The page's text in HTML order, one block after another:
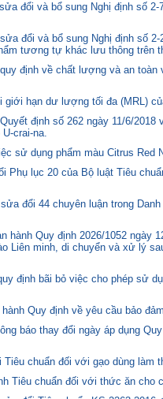
đổi và bổ sung Nghị định số
đổi và bổ sung Nghị định số
tương tự khác lưu thông trên
định về chất lượng và an
hạn dư lượng tối đa (MRL)
định số 262 ngày 11/6/
crai-na.
sử dụng phẩm màu Citrus
Phụ lục 20 của Bộ luật Tiêu
đổi 44 chuyên luận trong
hành Quy định 2026/1052
Liên minh, di chuyển và xử lý
định bãi bỏ việc cho phép sử
Quy định về yêu cầu bảo
báo thay đổi ngày áp dụng
chuẩn đối với gạo dùng làm
Tiêu chuẩn đối với thức ăn cho